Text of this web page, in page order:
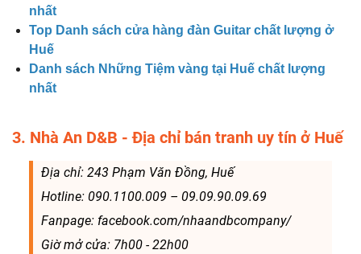
nhất
Top Danh sách cửa hàng đàn Guitar chất lượng ở
Huế
Danh sách Những Tiệm vàng tại Huế chất lượng
nhất
3. Nhà An D&B - Địa chỉ bán tranh uy tín ở Huế
Địa chỉ: 243 Phạm Văn Đồng, Huế
Hotline: 090.1100.009 – 09.09.90.09.69
Fanpage: facebook.com/nhaandbcompany/
Giờ mở cửa: 7h00 - 22h00